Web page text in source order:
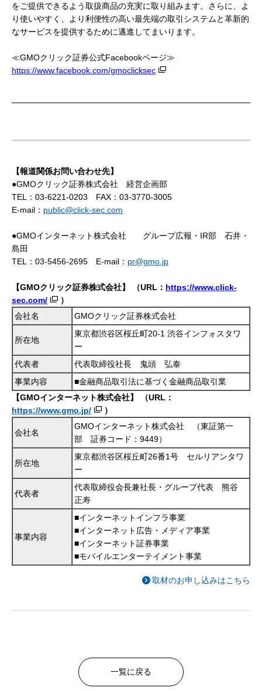
をご提供できるよう取扱商品の充実に取り組みます。さらに、よ
り使いやすく、より利便性の高い最先端の取引システムと革新的
なサービスを提供するために邁進してまいります。
≪GMOクリック証券公式Facebookページ≫
https://www.facebook.com/gmoclicksec
【報道関係お問い合わせ先】
●GMOクリック証券株式会社 経営企画部
TEL：03-6221-0203 FAX：03-3770-3005
E-mail： public@click-sec.com
●GMOインターネット株式会社 グループ広報・IR部 石井・
島田
TEL：03-5456-2695 E-mail： pr@gmo.jp
【GMOクリック証券株式会社】 （URL： https://www.click-
sec.com/
）
会社名
GMOクリック証券株式会社
所在地
東京都渋谷区桜丘町20-1 渋谷インフォスタワ
ー
代表者
代表取締役社長 鬼頭 弘泰
事業内容
■金融商品取引法に基づく金融商品取引業
【GMOインターネット株式会社】
（URL：
https://www.gmo.jp/
）
会社名
GMOインターネット株式会社 （東証第一
部 証券コード：9449）
所在地
東京都渋谷区桜丘町26番1号 セルリアンタワ
ー
代表者
代表取締役会長兼社長・グループ代表 熊谷
正寿
事業内容
■インターネットインフラ事業
■インターネット広告・メディア事業
■インターネット証券事業
■モバイルエンターテイメント事業
取材のお申し込みはこちら
一覧に戻る